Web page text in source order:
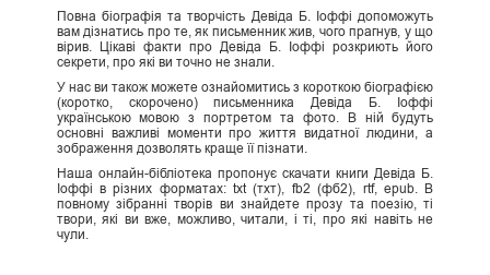
Повна біографія та творчість Девіда Б. Іоффі допоможуть
вам дізнатись про те, як письменник жив, чого прагнув, у що
вірив. Цікаві факти про Девіда Б. Іоффі розкриють його
секрети, про які ви точно не знали.
У нас ви також можете ознайомитись з короткою біографією
(коротко, скорочено) письменника Девіда Б. Іоффі
українською мовою з портретом та фото. В ній будуть
основні важливі моменти про життя видатної людини, а
зображення дозволять краще її пізнати.
Наша онлайн-бібліотека пропонує скачати книги Девіда Б.
Іоффі в різних форматах: txt (тхт), fb2 (фб2), rtf, epub. В
повному зібранні творів ви знайдете прозу та поезію, ті
твори, які ви вже, можливо, читали, і ті, про які навіть не
чули.